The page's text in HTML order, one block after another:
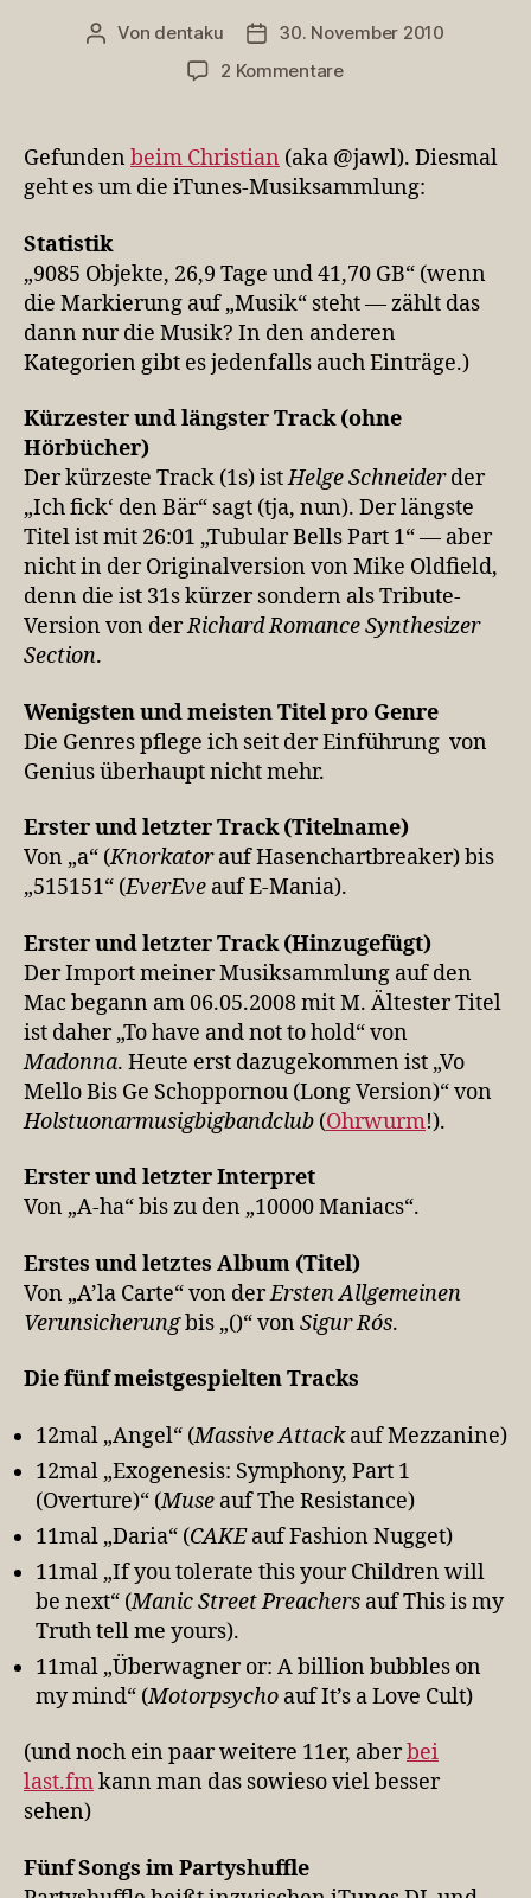
Beitragsautor
Von dentaku Veröffentlichungsdatum
30. November 2010
2 Kommentarezu
wieder
ein
Stöckchen
Gefunden beim Christian (aka @jawl). Diesmal
geht es um die iTunes-Musiksammlung:
Statistik
„9085 Objekte, 26,9 Tage und 41,70 GB“ (wenn
die Markierung auf „Musik“ steht — zählt das
dann nur die Musik? In den anderen
Kategorien gibt es jedenfalls auch Einträge.)
Kürzester und längster Track (ohne
Hörbücher)
Der kürzeste Track (1s) istHelge Schneiderder
„Ich fick‘ den Bär“ sagt (tja, nun). Der längste
Titel ist mit 26:01 „Tubular Bells Part 1“ — aber
nicht in der Originalversion von Mike Oldfield,
denn die ist 31s kürzer sondern als Tribute-
Version von derRichard Romance Synthesizer
Section.
Wenigsten und meisten Titel pro Genre
Die Genres pflege ich seit der Einführung von
Genius überhaupt nicht mehr.
Erster und letzter Track (Titelname)
Von „a“ (Knorkatorauf Hasenchartbreaker) bis
„515151“ (EverEve auf E-Mania).
Erster und letzter Track (Hinzugefügt)
Der Import meiner Musiksammlung auf den
Mac begann am 06.05.2008 mit M. Ältester Titel
ist daher „To have and not to hold“ von
Madonna. Heute erst dazugekommen ist „Vo
Mello Bis Ge Schoppornou (Long Version)“ von
Holstuonarmusigbigbandclub (Ohrwurm!).
Erster und letzter Interpret
Von „A-ha“ bis zu den „10000 Maniacs“.
Erstes und letztes Album (Titel)
Von „A’la Carte“ von derErsten Allgemeinen
Verunsicherungbis „()“ von Sigur Rós.
Die fünf meistgespielten Tracks
12mal „Angel“ (Massive Attackauf Mezzanine)
12mal „Exogenesis: Symphony, Part 1
(Overture)“ (Muse auf The Resistance)
11mal „Daria“ (CAKEauf Fashion Nugget)
11mal „If you tolerate this your Children will
be next“ (Manic Street Preachers auf This is my
Truth tell me yours).
11mal „Überwagner or: A billion bubbles on
my mind“ (Motorpsycho auf It’s a Love Cult)
(und noch ein paar weitere 11er, aberbei
last.fmkann man das sowieso viel besser
sehen)
Fünf Songs im Partyshuffle